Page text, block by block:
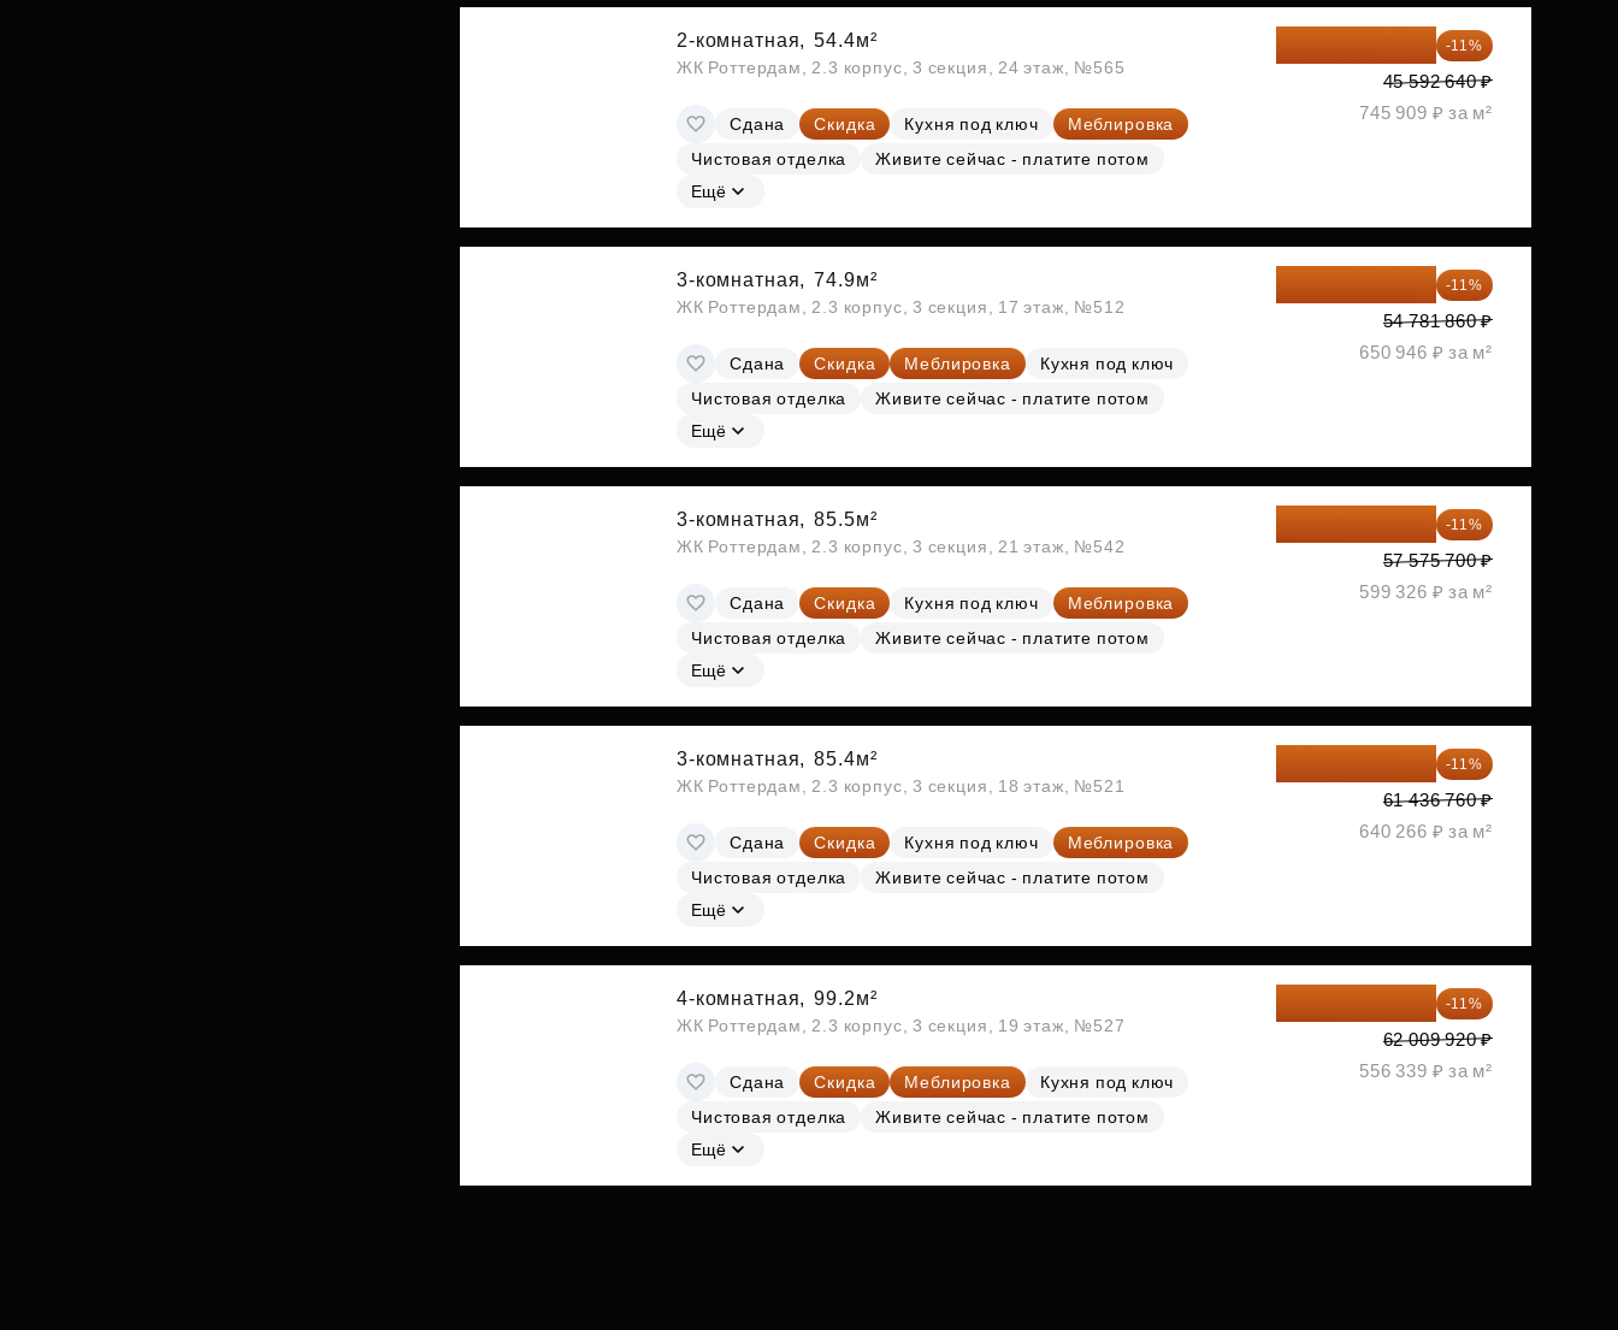
2-комнатная, 54.4м²
ЖК Роттердам, 2.3 корпус, 3 секция, 24 этаж, №565
Сдана Скидка Кухня под ключ
Меблировка
Чистовая отделка
Живите сейчас - платите потом
Ещё
-11%
45 592 640 ₽
745 909 ₽ за м²
3-комнатная, 74.9м²
ЖК Роттердам, 2.3 корпус, 3 секция, 17 этаж, №512
Сдана Скидка Меблировка
Кухня под ключ
Чистовая отделка
Живите сейчас - платите потом
Ещё
-11%
54 781 860 ₽
650 946 ₽ за м²
3-комнатная, 85.5м²
ЖК Роттердам, 2.3 корпус, 3 секция, 21 этаж, №542
Сдана Скидка Кухня под ключ
Меблировка
Чистовая отделка
Живите сейчас - платите потом
Ещё
-11%
57 575 700 ₽
599 326 ₽ за м²
3-комнатная, 85.4м²
ЖК Роттердам, 2.3 корпус, 3 секция, 18 этаж, №521
Сдана Скидка Кухня под ключ
Меблировка
Чистовая отделка
Живите сейчас - платите потом
Ещё
-11%
61 436 760 ₽
640 266 ₽ за м²
4-комнатная, 99.2м²
ЖК Роттердам, 2.3 корпус, 3 секция, 19 этаж, №527
Сдана Скидка Меблировка
Кухня под ключ
Чистовая отделка
Живите сейчас - платите потом
Ещё
-11%
62 009 920 ₽
556 339 ₽ за м²